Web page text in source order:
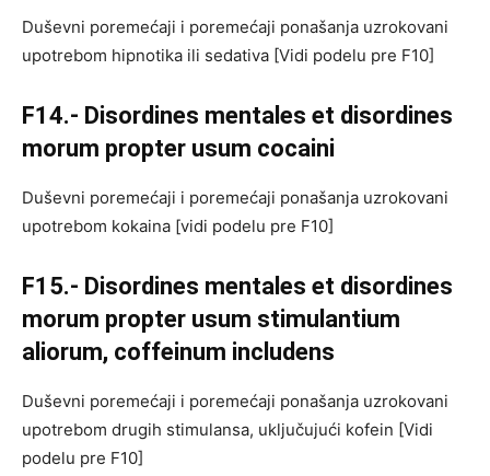
Duševni poremećaji i poremećaji ponašanja uzrokovani
upotrebom hipnotika ili sedativa [Vidi podelu pre F10]
F14.- Disordines mentales et disordines
morum propter usum cocaini
Duševni poremećaji i poremećaji ponašanja uzrokovani
upotrebom kokaina [vidi podelu pre F10]
F15.- Disordines mentales et disordines
morum propter usum stimulantium
aliorum, coffeinum includens
Duševni poremećaji i poremećaji ponašanja uzrokovani
upotrebom drugih stimulansa, uključujući kofein [Vidi
podelu pre F10]